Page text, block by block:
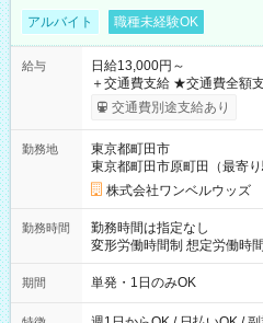
アルバイト 職種未経験OK
給与
日給13,000円～
＋交通費支給 ★交通費全額支給！ ┗案件により規定あり ★日払
いOK！（規定あり） ┗働い
ンビニATMから 日払い分を引き落と
交通費別途支給あり
勤務地
東京都町田市
東京都町田市原町田（最寄り
株式会社ワンベルウッズ
勤務時間
勤務時間は指定なし
変形労働時間制 想定労働時間160時間/月 【
～21：00
期間 単発・1日のみOK